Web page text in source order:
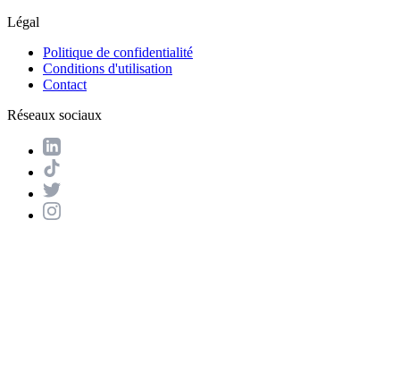
Légal
Politique de confidentialité
Conditions d'utilisation
Contact
Réseaux sociaux